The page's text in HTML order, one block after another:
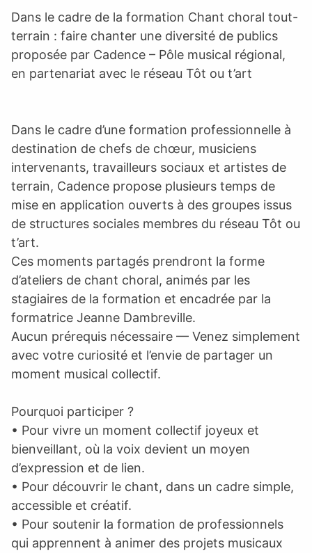
Dans le cadre de la formation Chant choral tout-
terrain : faire chanter une diversité de publics
proposée par Cadence – Pôle musical régional,
en partenariat avec le réseau Tôt ou t’art
Dans le cadre d’une formation professionnelle à
destination de chefs de chœur, musiciens
intervenants, travailleurs sociaux et artistes de
terrain, Cadence propose plusieurs temps de
mise en application ouverts à des groupes issus
de structures sociales membres du réseau Tôt ou
t’art.
Ces moments partagés prendront la forme
d’ateliers de chant choral, animés par les
stagiaires de la formation et encadrée par la
formatrice Jeanne Dambreville.
Aucun prérequis nécessaire — Venez simplement
avec votre curiosité et l’envie de partager un
moment musical collectif.
Pourquoi participer ?
• Pour vivre un moment collectif joyeux et
bienveillant, où la voix devient un moyen
d’expression et de lien.
• Pour découvrir le chant, dans un cadre simple,
accessible et créatif.
• Pour soutenir la formation de professionnels
qui apprennent à animer des projets musicaux